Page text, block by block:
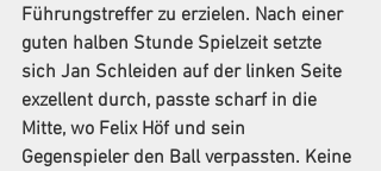
Führungstreffer zu erzielen. Nach einer
guten halben Stunde Spielzeit setzte
sich Jan Schleiden auf der linken Seite
exzellent durch, passte scharf in die
Mitte, wo Felix Höf und sein
Gegenspieler den Ball verpassten. Keine